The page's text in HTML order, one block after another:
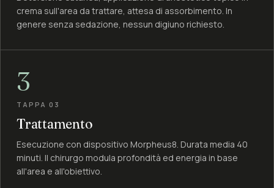
crema sull'area da trattare, attesa di assorbimento. In
genere senza sedazione, nessun digiuno richiesto.
3
TAPPA 03
Trattamento
Esecuzione con dispositivo Morpheus8. Durata media 40
minuti. Il chirurgo modula profondità ed energia in base
all'area e all'obiettivo.